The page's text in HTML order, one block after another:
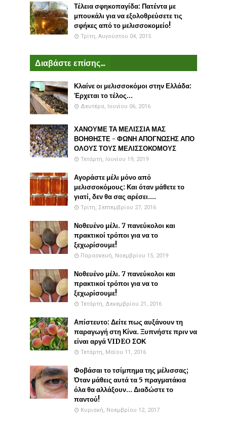
Τέλεια σφηκοπαγίδα: Πατέντα με
μπουκάλι για να εξολοθρεύσετε τις
σφήκες από το μελισσοκομείο!
Τρίτη, Αυγούστου 04, 2015
Διαβάστε επίσης...
Κλαίνε οι μελισσοκόμοι στην Ελλάδα:
Έρχεται το τέλος...
Δευτέρα, Ιουνίου 06, 2016
ΧΑΝΟΥΜΕ ΤΑ ΜΕΛΙΣΣΙΑ ΜΑΣ
ΒΟΗΘΗΣΤΕ - ΦΩΝΗ ΑΠΟΓΝΩΣΗΣ ΑΠΟ
ΟΛΟΥΣ ΤΟΥΣ ΜΕΛΙΣΣΟΚΟΜΟΥΣ
Τετάρτη, Ιουνίου 19, 2019
Αγοράστε μέλι μόνο από
μελισσοκόμους: Και όταν μάθετε το
γιατί, δεν θα σας αρέσει....
Τρίτη, Σεπτεμβρίου 27, 2016
Νοθευένο μέλι. 7 πανεύκολοι και
πρακτικοί τρόποι για να το
ξεχωρίσουμε!
Παρασκευή, Νοεμβρίου 15, 2019
Νοθευένο μέλι. 7 πανεύκολοι και
πρακτικοί τρόποι για να το
ξεχωρίσουμε!
Τετάρτη, Δεκεμβρίου 21, 2016
Απίστευτο: Δείτε πως αυξάνουν τη
παραγωγή στη Κίνα. Ξυπνήστε πριν να
είναι αργά VIDEO ΣΟΚ
Τετάρτη, Μαΐου 11, 2016
Φοβάσαι το τσίμπημα της μέλισσας;
Όταν μάθεις αυτά τα 5 πραγματάκια
όλα θα αλλάξουν... Διαδώστε το
παντού!
Κυριακή, Νοεμβρίου 12, 2017